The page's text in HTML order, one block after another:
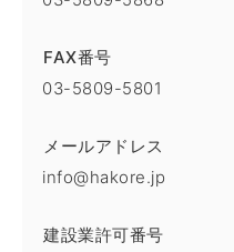
FAX番号
03-5809-5801
メールアドレス
info@hakore.jp
建設業許可番号